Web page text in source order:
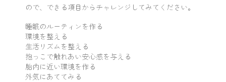
ので、できる項目からチャレンジしてみてください。
睡眠のルーティンを作る
環境を整える
生活リズムを整える
抱っこで触れあい安心感を与える
胎内に近い環境を作る
外気にあててみる